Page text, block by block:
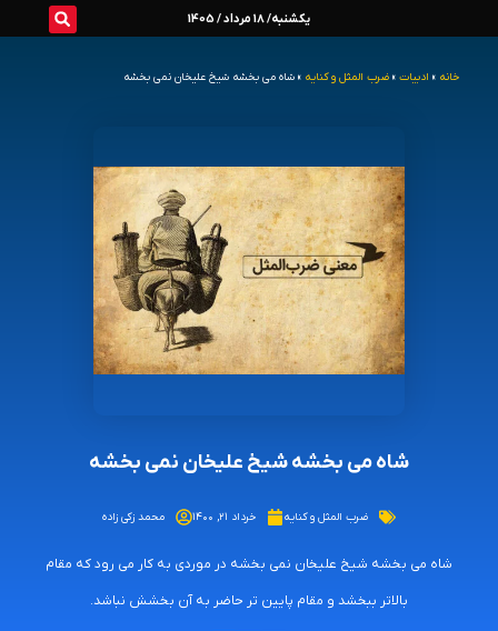
یکشنبه/ 18 مرداد / 1405
خانه » ادبیات » ضرب المثل و کنایه » شاه می بخشه شیخ علیخان نمی بخشه
شاه می بخشه شیخ علیخان نمی بخشه
ضرب المثل و کنایه خرداد ۲۱, ۱۴۰۰ محمد زکی زاده
شاه می بخشه شیخ علیخان نمی بخشه در موردی به کار می رود که مقام
بالاتر ببخشد و مقام پایین تر حاضر به آن بخشش نباشد.